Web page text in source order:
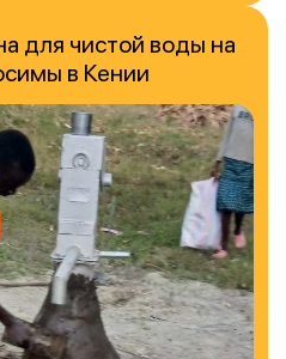
для чистой воды на
в Кении